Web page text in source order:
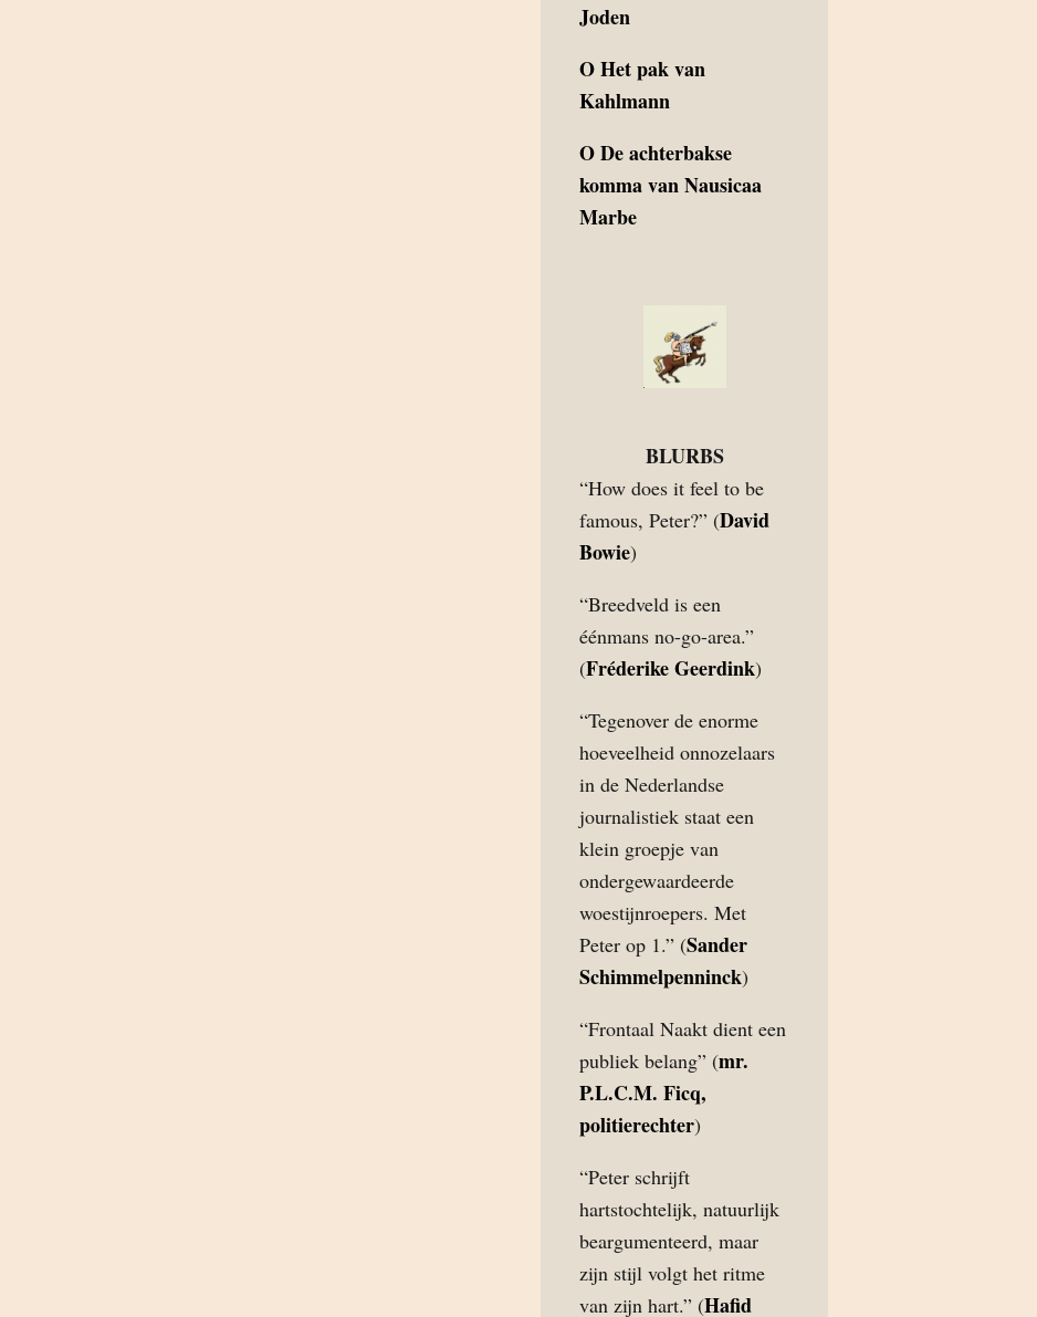
Joden
OHet pak van
Kahlmann
ODe achterbakse
komma van Nausicaa
Marbe
BLURBS
“How does it feel to be
famous, Peter?” (David
Bowie)
“Breedveld is een
éénmans no-go-area.”
(Fréderike Geerdink)
“Tegenover de enorme
hoeveelheid onnozelaars
in de Nederlandse
journalistiek staat een
klein groepje van
ondergewaardeerde
woestijnroepers. Met
Peter op 1.” (Sander
Schimmelpenninck)
“Frontaal Naakt dient een
publiek belang” (mr.
P.L.C.M. Ficq,
politierechter)
“Peter schrijft
hartstochtelijk, natuurlijk
beargumenteerd, maar
zijn stijl volgt het ritme
van zijn hart.” (Hafid